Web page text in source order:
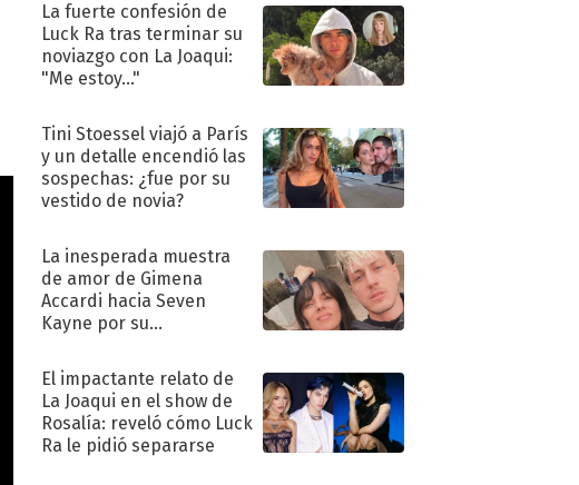
La fuerte confesión de
Luck Ra tras terminar su
noviazgo con La Joaqui:
"Me estoy..."
Tini Stoessel viajó a París
y un detalle encendió las
sospechas: ¿fue por su
vestido de novia?
La inesperada muestra
de amor de Gimena
Accardi hacia Seven
Kayne por su
El impactante relato de
La Joaqui en el show de
Rosalía: reveló cómo Luck
Ra le pidió separarse